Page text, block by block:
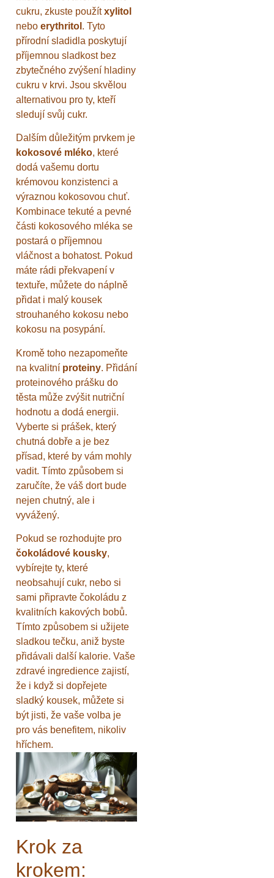
cukru, zkuste použítxylitol
nebo erythritol . Tyto
přírodní sladidla poskytují
příjemnou sladkost bez
zbytečného zvýšení hladiny
cukru v krvi. Jsou skvělou
alternativou pro ty, kteří
sledují svůj cukr.
Dalším důležitým prvkem je
kokosové mléko, které
dodá vašemu dortu
krémovou konzistenci a
výraznou kokosovou chuť.
Kombinace tekuté a pevné
části kokosového mléka se
postará o příjemnou
vláčnost a bohatost. Pokud
máte rádi překvapení v
textuře, můžete do náplně
přidat i malý kousek
strouhaného kokosu nebo
kokosu na posypání.
Kromě toho nezapomeňte
na kvalitní proteiny. Přidání
proteinového prášku do
těsta může zvýšit nutriční
hodnotu a dodá energii.
Vyberte si prášek, který
chutná dobře a je bez
přísad, které by vám mohly
vadit. Tímto způsobem si
zaručíte, že váš dort bude
nejen chutný, ale i
vyvážený.
Pokud se rozhodujte pro
čokoládové kousky,
vybírejte ty, které
neobsahují cukr, nebo si
sami připravte čokoládu z
kvalitních kakových bobů.
Tímto způsobem si užijete
sladkou tečku, aniž byste
přidávali další kalorie. Vaše
zdravé ingredience zajistí,
že i když si dopřejete
sladký kousek, můžete si
být jisti, že vaše volba je
pro vás benefitem, nikoliv
hříchem.
Krok za
krokem: